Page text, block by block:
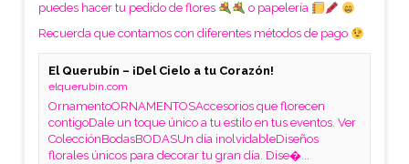
puedes hacer tu pedido de flores
o papelería
Recuerda que contamos con diferentes métodos de pago
El Querubín – ¡Del Cielo a tu Corazón!
elquerubin.com
OrnamentoORNAMENTOSAccesorios que florecen
contigoDale un toque único a tu estilo en tus eventos. Ver
ColecciónBodasBODASUn día inolvidableDiseños
florales únicos para decorar tu gran día. Dise�...